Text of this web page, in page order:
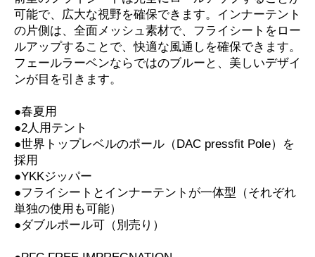
可能で、広大な視野を確保できます。インナーテント
の片側は、全面メッシュ素材で、フライシートをロー
ルアップすることで、快適な風通しを確保できます。
フェールラーベンならではのブルーと、美しいデザイ
ンが目を引きます。
●春夏用
●2人用テント
●世界トップレベルのポール（DAC pressfit Pole）を
採用
●YKKジッパー
●フライシートとインナーテントが一体型（それぞれ
単独の使用も可能）
●ダブルポール可（別売り）